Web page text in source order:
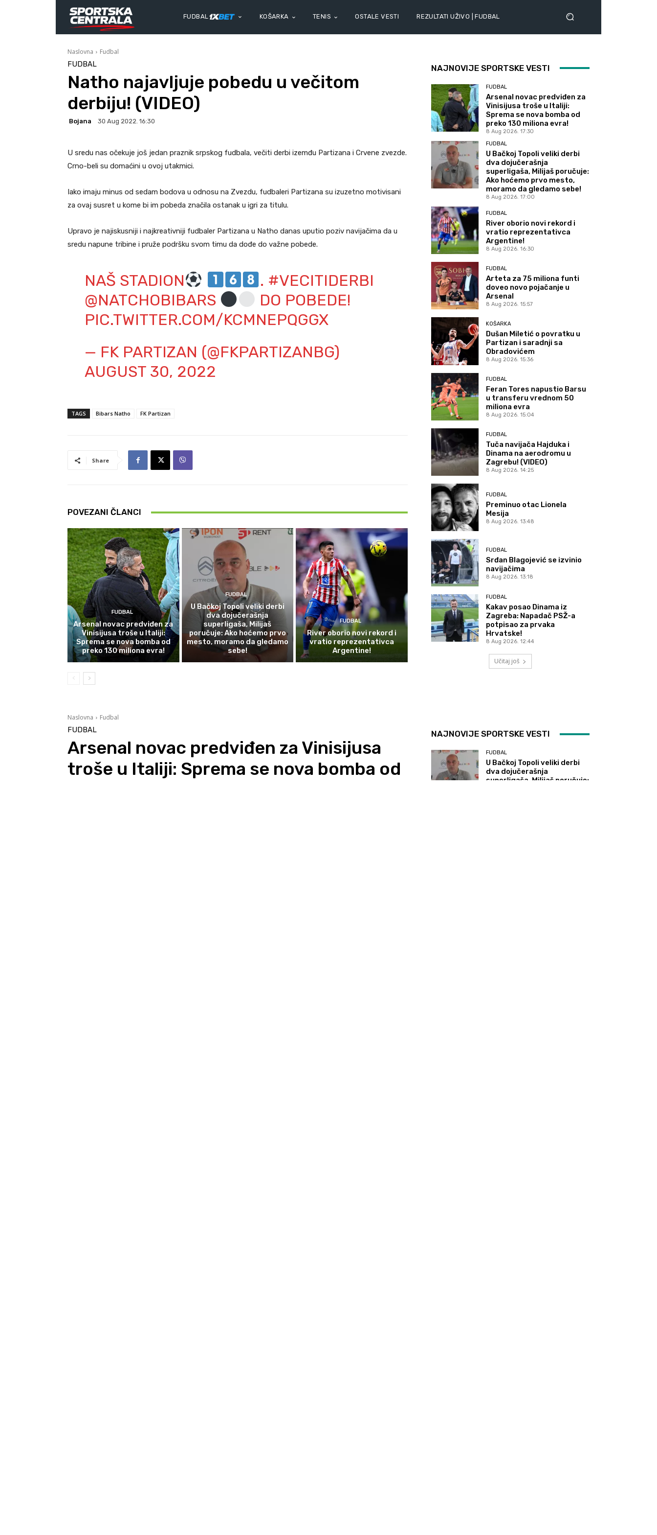
FUDBAL KOŠARKA TENIS OSTALE VESTI REZULTATI UŽIVO | FUDBAL
Naslovna Fudbal
FUDBAL
Natho najavljuje pobedu u večitom
derbiju! (VIDEO)
Bojana 30 Aug 2022. 16:30
U sredu nas očekuje još jedan praznik srpskog fudbala, večiti derbi izemđu Partizana i Crvene zvezde.
Crno-beli su domaćini u ovoj utakmici.
Iako imaju minus od sedam bodova u odnosu na Zvezdu, fudbaleri Partizana su izuzetno motivisani
za ovaj susret u kome bi im pobeda značila ostanak u igri za titulu.
Upravo je najiskusniji i najkreativniji fudbaler Partizana u Natho danas uputio poziv navijačima da u
sredu napune tribine i pruže podršku svom timu da dođe do važne pobede.
NAŠ STADION . #VECITIDERBI
@NATCHOBIBARS
DO POBEDE!
PIC.TWITTER.COM/KCMNEPQGGX
— FK PARTIZAN (@FKPARTIZANBG)
AUGUST 30, 2022
TAGS Bibars Natho FK Partizan
Share
POVEZANI ČLANCI
FUDBAL
Arsenal novac predviđen za
Vinisijusa troše u Italiji:
Sprema se nova bomba od
preko 130 miliona evra!
FUDBAL
U Bačkoj Topoli veliki derbi
dva dojučerašnja
superligaša, Milijaš
poručuje: Ako hoćemo prvo
mesto, moramo da gledamo
sebe!
FUDBAL
River oborio novi rekord i
vratio reprezentativca
Argentine!
NAJNOVIJE SPORTSKE VESTI
FUDBAL
Arsenal novac predviđen za
Vinisijusa troše u Italiji:
Sprema se nova bomba od
preko 130 miliona evra!
8 Aug 2026. 17:30
FUDBAL
U Bačkoj Topoli veliki derbi
dva dojučerašnja
superligaša, Milijaš poručuje:
Ako hoćemo prvo mesto,
moramo da gledamo sebe!
8 Aug 2026. 17:00
FUDBAL
River oborio novi rekord i
vratio reprezentativca
Argentine!
8 Aug 2026. 16:30
FUDBAL
Arteta za 75 miliona funti
doveo novo pojačanje u
Arsenal
8 Aug 2026. 15:57
KOŠARKA
Dušan Miletić o povratku u
Partizan i saradnji sa
Obradovićem
8 Aug 2026. 15:36
FUDBAL
Feran Tores napustio Barsu
u transferu vrednom 50
miliona evra
8 Aug 2026. 15:04
FUDBAL
Tuča navijača Hajduka i
Dinama na aerodromu u
Zagrebu! (VIDEO)
8 Aug 2026. 14:25
FUDBAL
Preminuo otac Lionela
Mesija
8 Aug 2026. 13:48
FUDBAL
Srđan Blagojević se izvinio
navijačima
8 Aug 2026. 13:18
FUDBAL
Kakav posao Dinama iz
Zagreba: Napadač PSŽ-a
potpisao za prvaka
Hrvatske!
8 Aug 2026. 12:44
Učitaj još